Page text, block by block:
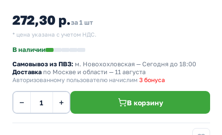
272,30 р.за 1 шт
* цена указана с учетом НДС.
В наличии
Самовывоз из ПВЗ: м. Новохохловская — Сегодня до 18:00
Доставка по Москве и области — 11 августа
Авторизованному пользователю начислим 3 бонуса
− + В корзину